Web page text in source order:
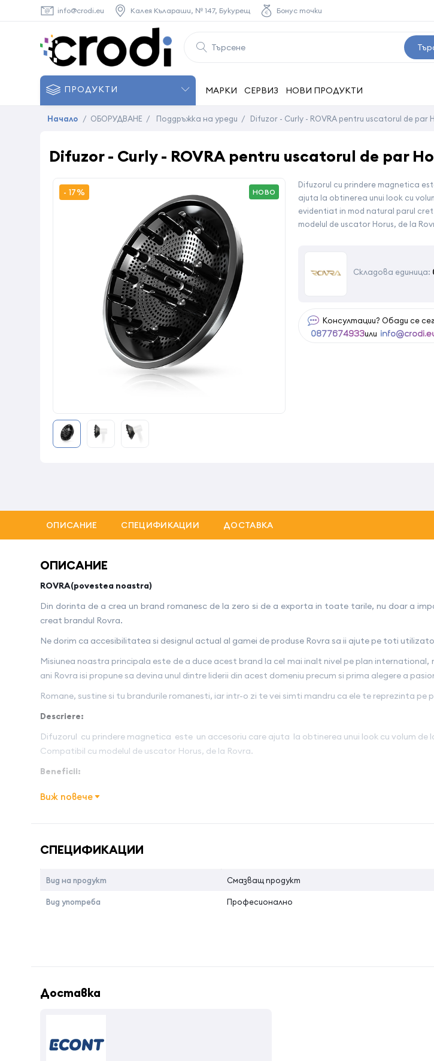
info@crodi.eu Калея Кълараши, № 147, Букурещ Бонус точки
ПРОДУКТИ МАРКИ СЕРВИЗ НОВИ ПРОДУКТИ
Начало / ОБОРУДВАНЕ / Поддръжка на уреди / Difuzor - Curly - ROVRA pentru uscatorul de par
Difuzor - Curly - ROVRA pentru uscatorul de par
- 17% НОВО
Difuzorul cu prindere magnetica
ajuta la obtinerea unui look cu
evidentiat in mod natural parul
modelul de uscator Horus, de la
Складова единица:
Консултации? Обади се
0877674933или
ОПИСАНИЕ СПЕЦИФИКАЦИИ ДОСТАВКА
ОПИСАНИЕ
ROVRA(povestea noastra)
Din dorinta de a crea un brand romanesc de la zero si de a exporta in toate tarile, nu doar a
creat brandul Rovra.
Ne dorim ca accesibilitatea si designul actual al gamei de produse Rovra sa ii ajute pe toti
Misiunea noastra principala este de a duce acest brand la cel mai inalt nivel pe plan
ani Rovra isi propune sa devina unul dintre liderii din acest domeniu precum si prima alegere a
Romane, sustine si tu brandurile romanesti, iar intr-o zi te vei simti mandru ca ele te reprezinta pe
Descriere:
Difuzorul cu prindere magnetica este un accesoriu care ajuta la obtinerea unui look cu volum
Compatibil cu modelul de uscator Horus, de la Rovra.
Beneficii:
Protejeaza parul-difuzorul foloseste caldura in mod indirect pentru a usca delicat
Виж повече
СПЕЦИФИКАЦИИ
Вид на продукт Смазващ продукт
Вид употреба Професионално
Доставка